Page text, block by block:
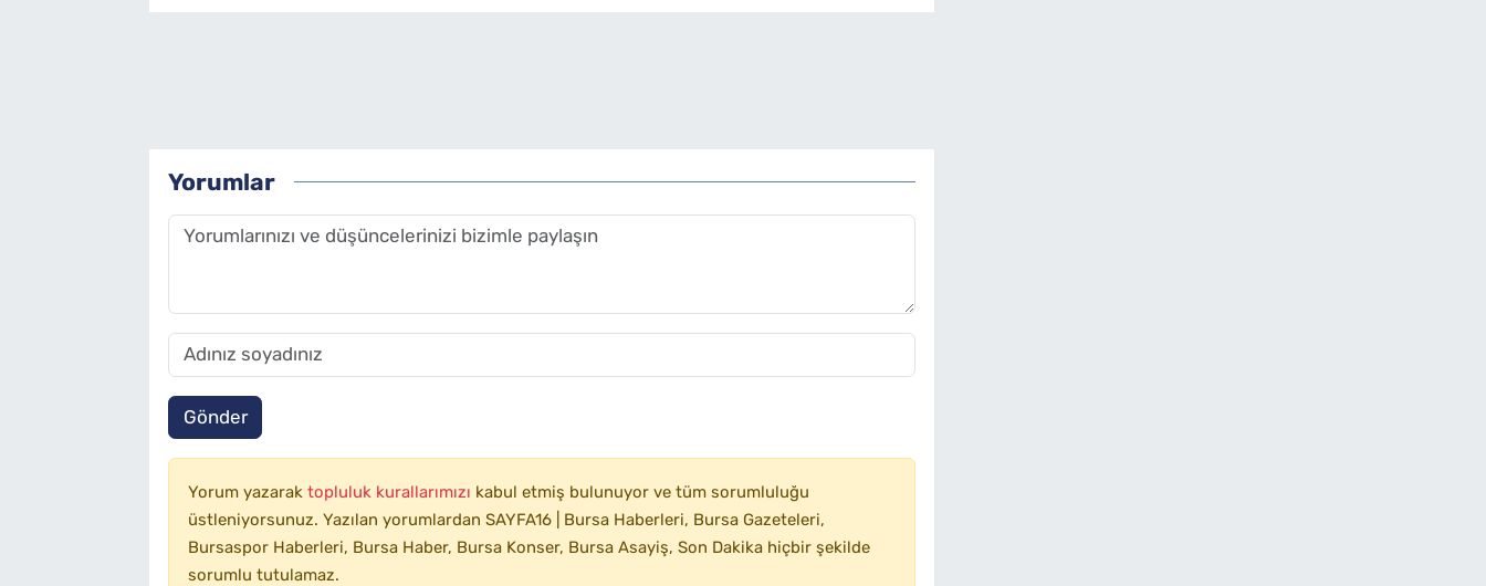
Yorumlar
Gönder
Yorum yazarak topluluk kurallarımızı kabul etmiş bulunuyor ve tüm sorumluluğu
üstleniyorsunuz. Yazılan yorumlardan SAYFA16 | Bursa Haberleri, Bursa Gazeteleri,
Bursaspor Haberleri, Bursa Haber, Bursa Konser, Bursa Asayiş, Son Dakika hiçbir şekilde
sorumlu tutulamaz.